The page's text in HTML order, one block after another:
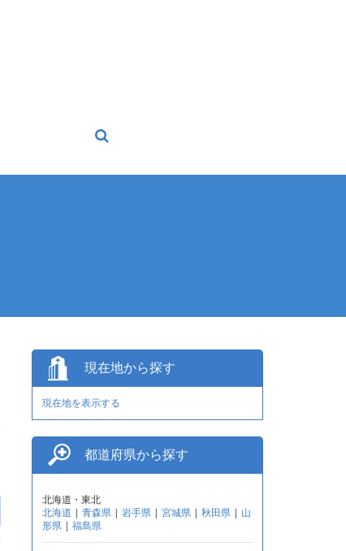
現在地から探す
現在地を表示する
都道府県から探す
北海道・東北
北海道 | 青森県 | 岩手県 | 宮城県 | 秋田県 | 山
形県 | 福島県